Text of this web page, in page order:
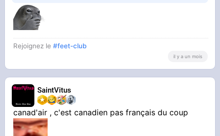
mort
Rejoignez le#feet-club
il y a un mois
SaintVitus
canad'air , c'est canadien pas français du coup